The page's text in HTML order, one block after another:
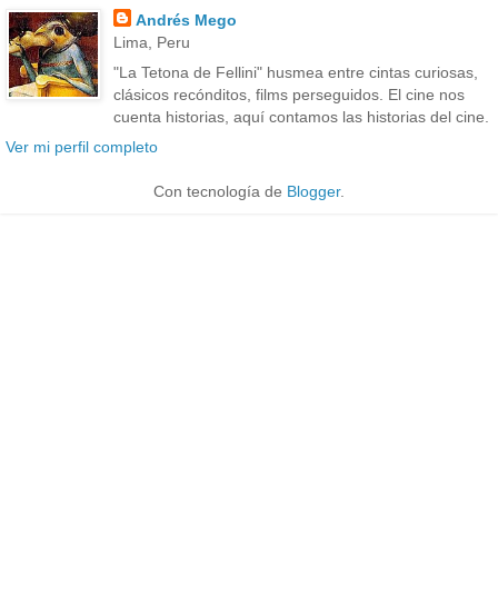
Andrés Mego
Lima, Peru
"La Tetona de Fellini" husmea entre cintas curiosas,
clásicos recónditos, films perseguidos. El cine nos
cuenta historias, aquí contamos las historias del cine.
Ver mi perfil completo
Con tecnología de Blogger.